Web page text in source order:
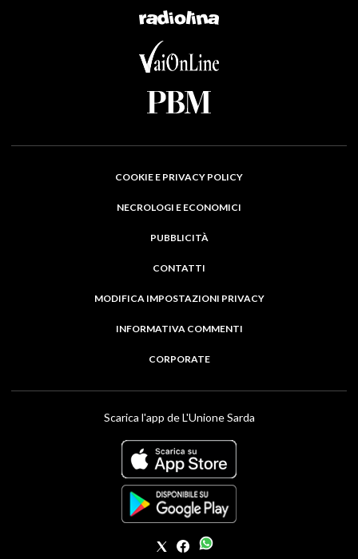
COOKIE E PRIVACY POLICY
NECROLOGI E ECONOMICI
PUBBLICITÀ
CONTATTI
MODIFICA IMPOSTAZIONI PRIVACY
INFORMATIVA COMMENTI
CORPORATE
Scarica l'app de L'Unione Sarda